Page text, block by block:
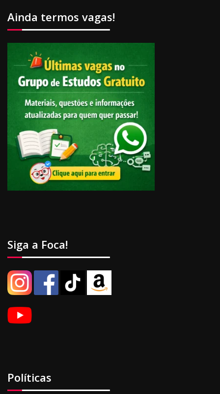
Ainda termos vagas!
Siga a Foca!
Políticas